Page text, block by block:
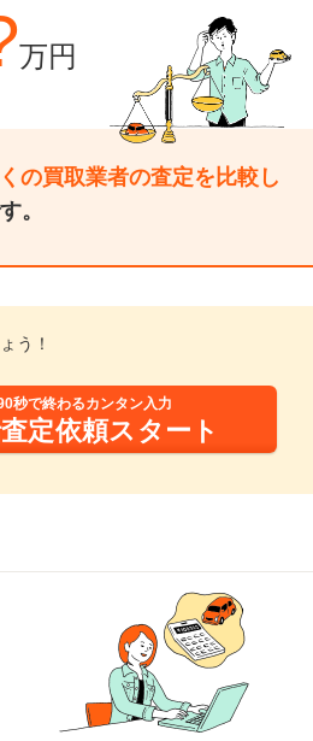
万円
の買取業者の査定を比較し
。
う！
秒で終わるカンタン入力
定依頼スタート